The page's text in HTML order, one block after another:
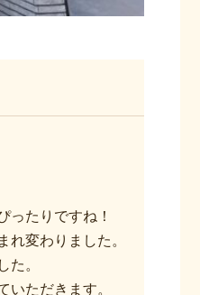
ったりですね！
変わりました。
。
ただきます。